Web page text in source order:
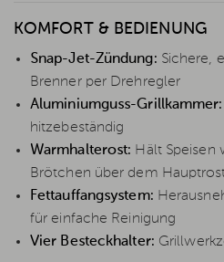
KOMFORT & BEDIENUNG
Snap-Jet-Zündung: Sichere,
Brenner per Drehregler
Aluminiumguss-Grillkammer:
hitzebeständig
Warmhalterost: Hält Speisen
Brötchen über dem
Fettauffangsystem:
für einfache Reinigung
Vier Besteckhalter: